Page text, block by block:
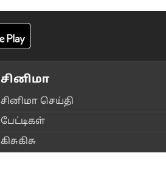
சினிமா
சி‌னிமா செ‌ய்‌தி
பே‌ட்டிக‌ள்
கிசு‌கிசு